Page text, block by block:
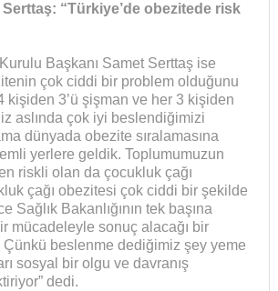
Serttaş: “Türkiye’de obezitede risk
Başkanı Samet Serttaş ise
çok ciddi bir problem olduğunu
kişiden 3’ü şişman ve her 3 kişiden
aslında çok iyi beslendiğimizi
dünyada obezite sıralamasına
yerlere geldik. Toplumumuzun
riskli olan da çocukluk çağı
çağı obezitesi çok ciddi bir şekilde
Sağlık Bakanlığının tek başına
mücadeleyle sonuç alacağı bir
beslenme dediğimiz şey yeme
sosyal bir olgu ve davranış
dedi.